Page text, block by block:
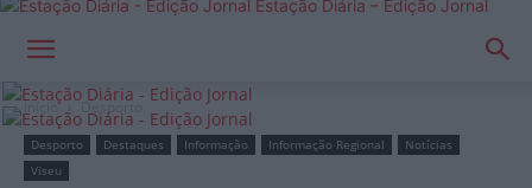
Estação Diária – Edição Jornal
Início Desporto
Desporto Destaques Informação Informação Regional
Notícias
Viseu